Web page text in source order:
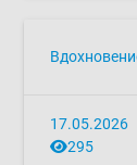
17.05.2026
295